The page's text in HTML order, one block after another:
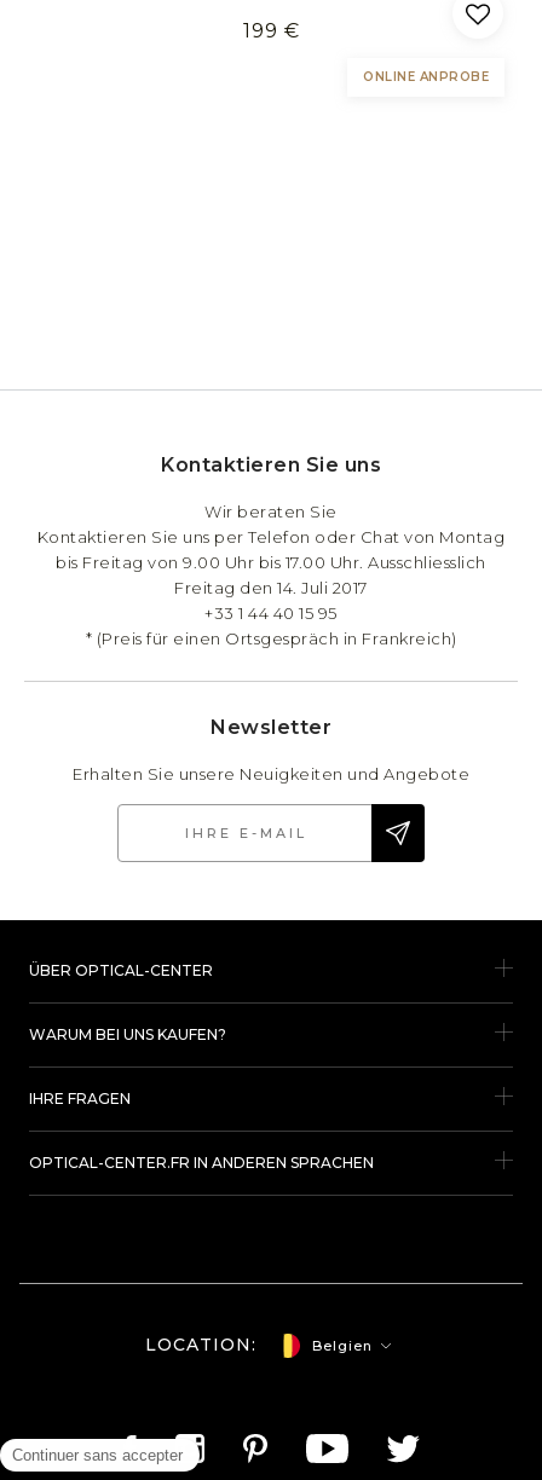
199 €
ONLINE ANPROBE
Kontaktieren Sie uns
Wir beraten Sie
Kontaktieren Sie uns per Telefon oder Chat von Montag
bis Freitag von 9.00 Uhr bis 17.00 Uhr. Ausschliesslich
Freitag den 14. Juli 2017
+33 1 44 40 15 95
* (Preis für einen Ortsgespräch in Frankreich)
Newsletter
Erhalten Sie unsere Neuigkeiten und Angebote
ÜBER OPTICAL-CENTER
WARUM BEI UNS KAUFEN?
IHRE FRAGEN
OPTICAL-CENTER.FR IN ANDEREN SPRACHEN
LOCATION: Belgien